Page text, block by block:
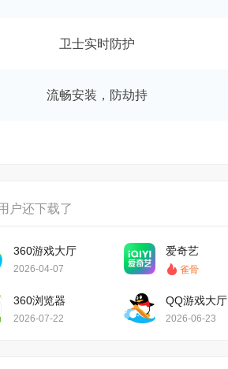
卫士实时防护
流畅安装，防劫持
户还下载了
360游戏大厅
2026-04-07
爱奇艺
雀骨
360浏览器
2026-07-22
QQ游戏大厅
2026-06-23